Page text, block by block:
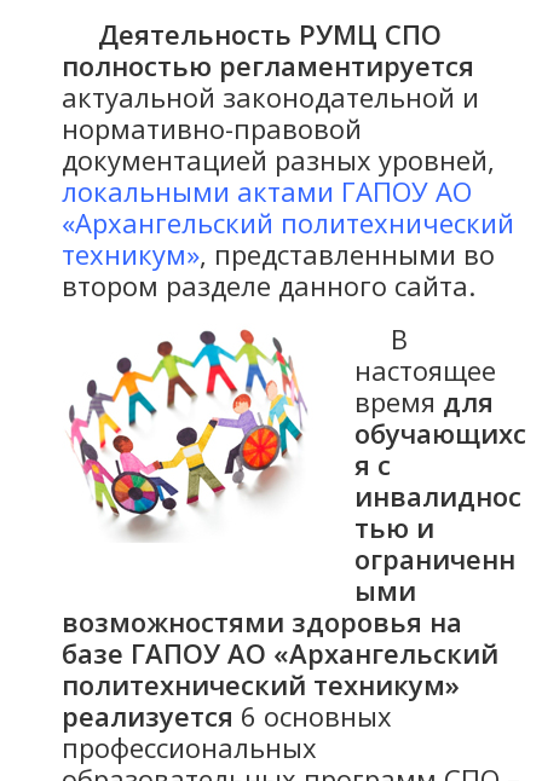
Деятельность РУМЦ СПО
полностью регламентируется
актуальной законодательной и
нормативно-правовой
документацией разных уровней,
локальными актами ГАПОУ АО
«Архангельский политехнический
техникум», представленными во
втором разделе данного сайта.
В
настоящее
время для
обучающихс
я с
инвалиднос
тью и
ограниченн
ыми
возможностями здоровья на
базе ГАПОУ АО «Архангельский
политехнический техникум»
реализуется 6 основных
профессиональных